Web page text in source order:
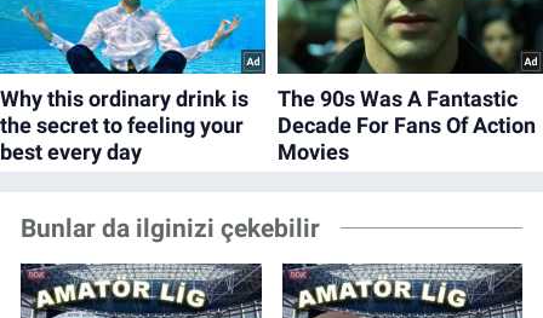
Bunlar da ilginizi çekebilir